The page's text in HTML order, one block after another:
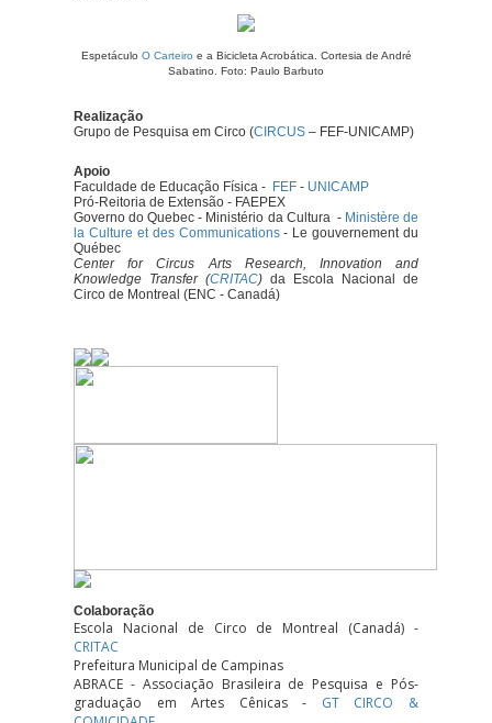
Espetáculo O Carteiro e a Bicicleta Acrobática. Cortesia de André
Sabatino. Foto: Paulo Barbuto
Realização
Grupo de Pesquisa em Circo (CIRCUS – FEF-UNICAMP)
Apoio
Faculdade de Educação Física - FEF - UNICAMP
Pró-Reitoria de Extensão - FAEPEX
Governo do Quebec - Ministério da Cultura - Ministère de
la Culture et des Communications- Le gouvernement du
Québec
Center for Circus Arts Research, Innovation and
Knowledge Transfer (CRITAC) da Escola Nacional de
Circo de Montreal (ENC - Canadá)
Colaboração
Escola Nacional de Circo de Montreal (Canadá) -
CRITAC
Prefeitura Municipal de Campinas
ABRACE - Associação Brasileira de Pesquisa e Pós-
graduação em Artes Cênicas - GT CIRCO &